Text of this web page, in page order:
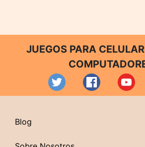
JUEGOS PARA
Blog